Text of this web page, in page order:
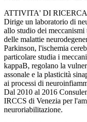
ATTIVITA' DI RICERCA
Dirige un laboratorio di
allo studio dei
delle malattie
Parkinson, l'ischemia
particolare studia i
kappaB, regolano la
assonale e la plasticità
ai processi di
Dal 2010 al 2016
IRCCS di Venezia per
neuroriabilitazione.